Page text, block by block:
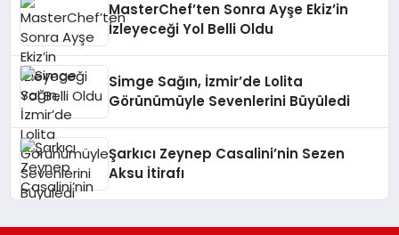
MasterChef’ten Sonra Ayşe Ekiz’in
İzleyeceği Yol Belli Oldu
Simge Sağın, İzmir’de Lolita
Görünümüyle Sevenlerini Büyüledi
Şarkıcı Zeynep Casalini’nin Sezen
Aksu İtirafı